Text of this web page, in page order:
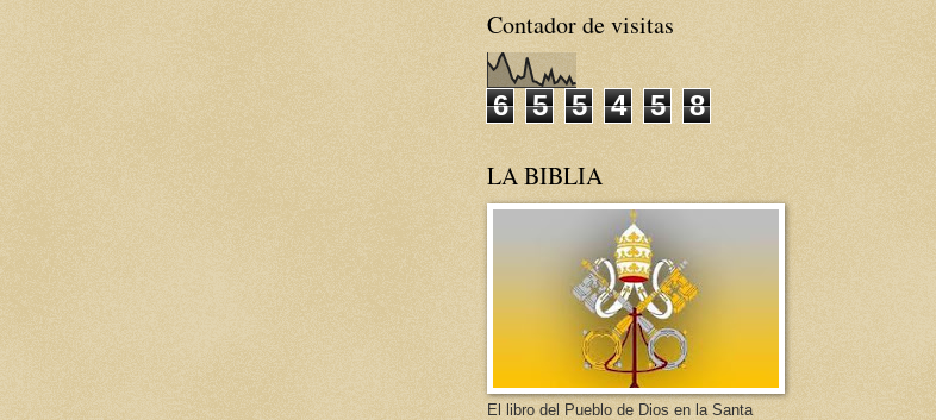
Contador de visitas
6 5 5 4 5 8
LA BIBLIA
El libro del Pueblo de Dios en la Santa